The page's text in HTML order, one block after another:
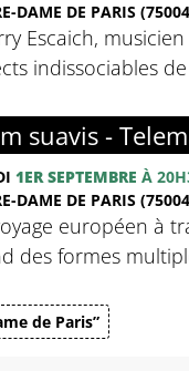
DAME DE PARIS
Escaich,
indissociables
suavis -
1ER SEPTEMBRE À
DAME DE PARIS
européen à
des formes
de Paris”